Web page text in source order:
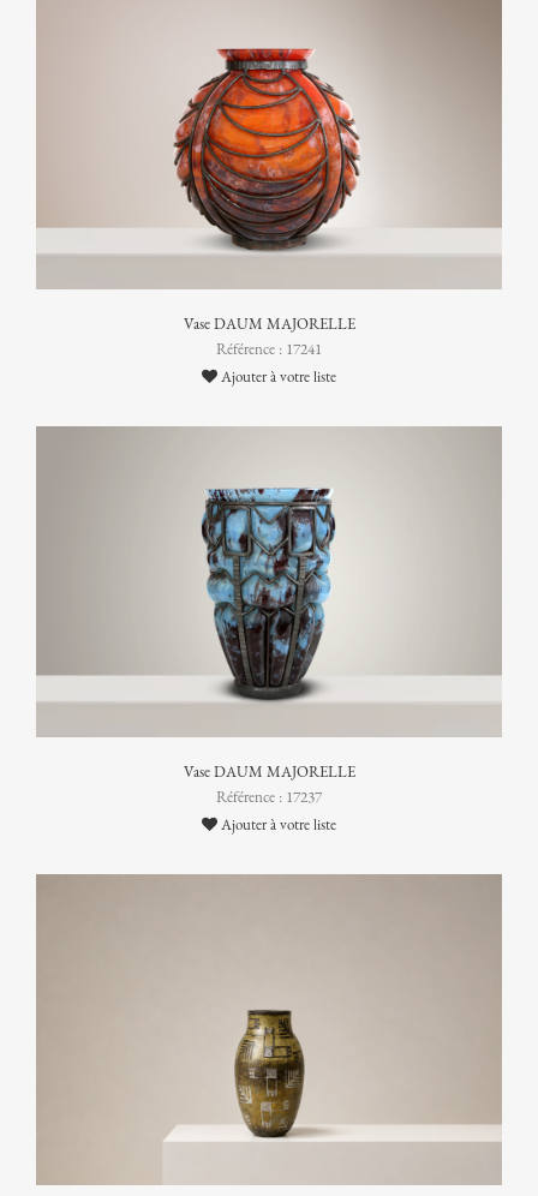
Vase DAUM MAJORELLE
Référence : 17241
Ajouter à votre liste
Vase DAUM MAJORELLE
Référence : 17237
Ajouter à votre liste